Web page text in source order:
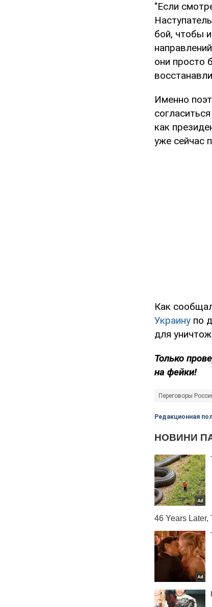
"Если
бой, чтобы
они просто
Именно
как
уже сейчас
Как
Украину по
для
Только
на фейки!
Переговоры
Редакционная